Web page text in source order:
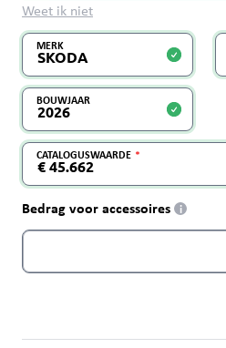
Weet ik niet
MERK
BOUWJAAR
CATALOGUSWAARDE
Bedrag voor accessoires i